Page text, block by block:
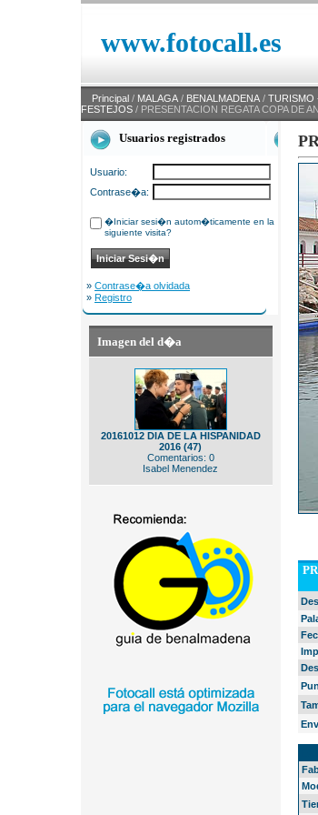
www.fotocall.es
Principal/ MALAGA/ BENALMADENA/ TURISMO
FESTEJOS/ PRESENTACION REGATA COPA DE
Usuarios registrados
Usuario:
Contrase�a:
�Iniciar sesi�n autom�ticamente en la
siguiente visita?
» Contrase�a olvidada
» Registro
Imagen del d�a
20161012 DIA DE LA HISPANIDAD
2016 (47)
Comentarios: 0
Isabel Menendez